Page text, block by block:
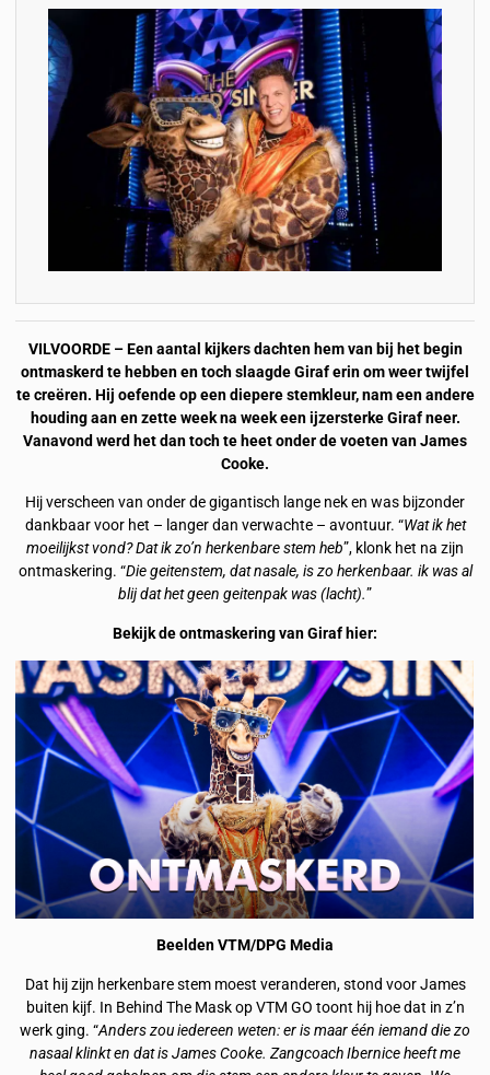
VILVOORDE – Een aantal kijkers dachten hem van bij het begin
ontmaskerd te hebben en toch slaagde Giraf erin om weer twijfel
te creëren. Hij oefende op een diepere stemkleur, nam een andere
houding aan en zette week na week een ijzersterke Giraf neer.
Vanavond werd het dan toch te heet onder de voeten van James
Cooke.
Hij verscheen van onder de gigantisch lange nek en was bijzonder
dankbaar voor het – langer dan verwachte – avontuur. “Wat ik het
moeilijkst vond? Dat ik zo’n herkenbare stem heb”, klonk het na zijn
ontmaskering. “Die geitenstem, dat nasale, is zo herkenbaar. ik was al
blij dat het geen geitenpak was (lacht).”
Bekijk de ontmaskering van Giraf hier:
Beelden VTM/DPG Media
Dat hij zijn herkenbare stem moest veranderen, stond voor James
buiten kijf. In Behind The Mask op VTM GO toont hij hoe dat in z’n
werk ging. “Anders zou iedereen weten: er is maar één iemand die zo
nasaal klinkt en dat is James Cooke. Zangcoach Ibernice heeft me